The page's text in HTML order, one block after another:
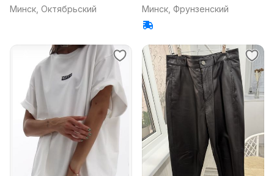
Минск, Октябрьский
Минск, Фрунзенский